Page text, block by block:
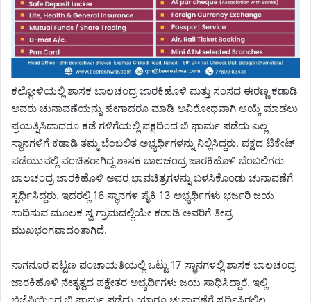
ಕಲ್ಲೋಳಿಯಲ್ಲಿ ಶಾಸಕ ಬಾಲಚಂದ್ರ ಜಾರಕಿಹೊಳಿ ಮತ್ತು ಸಂಸದ ಈರಣ್ಣ ಕಡಾಡಿ
ಅವರು ಚುನಾವಣೆಯನ್ನು ಹೇಗಾದರೂ ಮಾಡಿ ಅವಿರೋಧವಾಗಿ ಆಯ್ಕೆ ಮಾಡಲು
ಪ್ರಯತ್ನಿಸಿದಾದರೂ ಕಡೆ ಗಳಿಗೆಯಲ್ಲಿ ಪಕ್ಷದಿಂದ ಬಿ ಫಾರ್ಮ ಪಡೆದು ಎಲ್ಲ
ಸ್ಥಾನಗಳಿಗೆ ಕಡಾಡಿ ತಮ್ಮ ಬೆಂಬಲಿತ ಅಭ್ಯರ್ಥಿಗಳನ್ನು ನಿಲ್ಲಿಸಿದ್ದರು. ಪಕ್ಷದ ಟಿಕೇಟ್
ಪಡೆಯುವಲ್ಲಿ ವಂಚಿತರಾಗಿದ್ದ ಶಾಸಕ ಬಾಲಚಂದ್ರ ಜಾರಕಿಹೊಳಿ ಬೆಂಬಲಿಗರು
ಬಾಲಚಂದ್ರ ಜಾರಕಿಹೊಳಿ ಅವರ ಭಾವಚಿತ್ರಗಳನ್ನು ಬಳಸಿಕೊಂಡು ಚುನಾವಣೆಗೆ
ಸ್ಪರ್ಧಿಸಿದ್ದರು. ಇದರಲ್ಲಿ 16 ಸ್ಥಾನಗಳ ಪೈಕಿ 13 ಅಭ್ಯರ್ಥಿಗಳು ಭರ್ಜರಿ ಜಯ
ಸಾಧಿಸುವ ಮೂಲಕ ಸ್ವ ಗ್ರಾಮದಲ್ಲಿಯೇ ಕಡಾಡಿ ಅವರಿಗೆ ತೀವ್ರ
ಮುಖಭಂಗವಾದಂತಾಗಿದೆ.
ನಾಗನೂರ ಪಟ್ಟಣ ಪಂಚಾಯತಿಯಲ್ಲಿ ಒಟ್ಟು 17 ಸ್ಥಾನಗಳಲ್ಲಿ ಶಾಸಕ ಬಾಲಚಂದ್ರ
ಜಾರಕಿಹೊಳಿ ನೇತೃತ್ವದ ಪಕ್ಷೇತರ ಅಭ್ಯರ್ಥಿಗಳು ಜಯ ಸಾಧಿಸಿದ್ದಾರೆ. ಇಲ್ಲಿ